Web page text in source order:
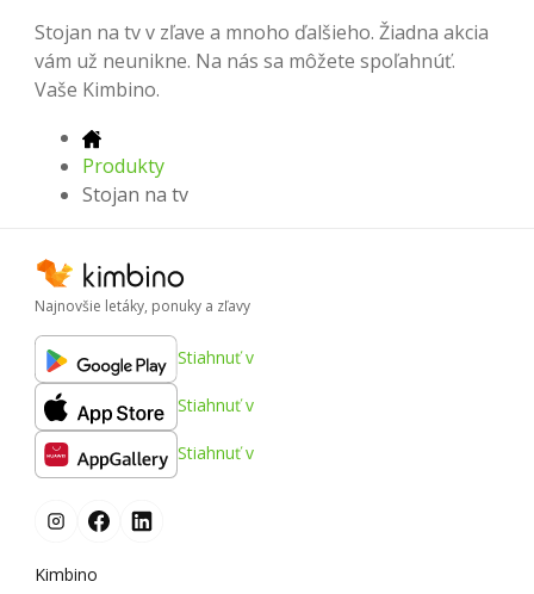
Stojan na tv v zľave a mnoho ďalšieho. Žiadna akcia
vám už neunikne. Na nás sa môžete spoľahnúť.
Vaše Kimbino.
Produkty
Stojan na tv
Najnovšie letáky, ponuky a zľavy
Stiahnuť v
Stiahnuť v
Stiahnuť v
Kimbino